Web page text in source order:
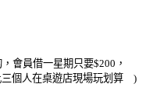
會員借一星期只要$200，
個人在桌遊店現場玩划算 )